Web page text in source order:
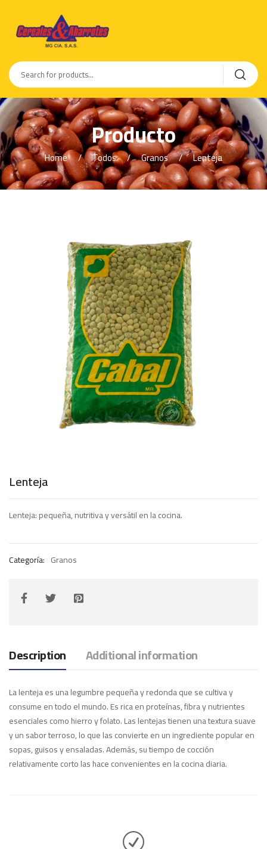
Producto
Home Todos Granos Lenteja
Lenteja
Lenteja: pequeña, nutritiva y versátil en la cocina.
Categoría: Granos
Description Additional information
La lenteja es una legumbre pequeña y redonda que se cultiva y
consume en todo el mundo. Es rica en proteínas, fibra y nutrientes
esenciales como hierro y folato. Las lentejas tienen una textura suave
y un sabor terroso, lo que las convierte en un ingrediente popular en
sopas, guisos y ensaladas. Además, su tiempo de cocción
relativamente corto las hace convenientes en la cocina diaria.